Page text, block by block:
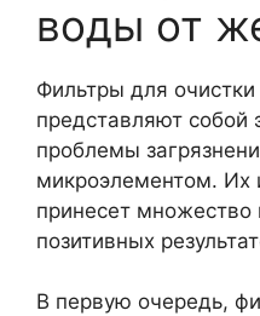
воды от
Фильтры для
представляют собой
проблемы
микроэлементом. Их
принесет
позитивных
В первую очередь,